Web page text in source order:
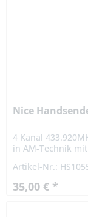
Nice
4 Kanal
in AM-Technik
Codierschalter
Artikel-Nr.:
35,00 € *